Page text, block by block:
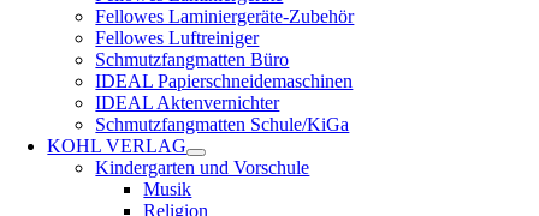
Fellowes Laminiergeräte-Zubehör
Fellowes Luftreiniger
Schmutzfangmatten Büro
IDEAL Papierschneidemaschinen
IDEAL Aktenvernichter
Schmutzfangmatten Schule/KiGa
KOHL VERLAG
Kindergarten und Vorschule
Musik
Religion